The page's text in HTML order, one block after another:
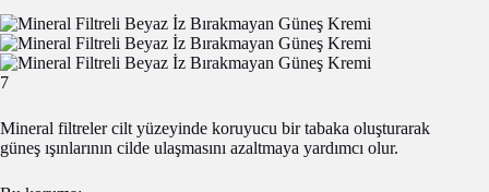
7
Mineral filtreler cilt yüzeyinde koruyucu bir tabaka oluşturarak
güneş ışınlarının cilde ulaşmasını azaltmaya yardımcı olur.